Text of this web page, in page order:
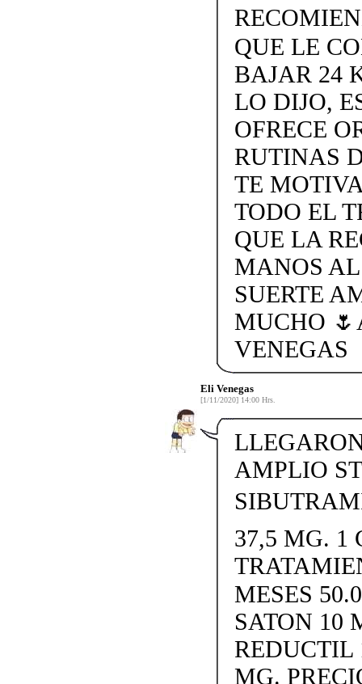
QUE LE
BAJAR 24
LO DIJO,
OFRECE
RUTINAS
TE
TODO EL
QUE LA
MANOS
SUERTE
MUCHO
VENEGAS
Eli Venegas
[1/11/2020] 14:00 Hrs.
AMPLIO
37,5 MG. 1
MESES
SATON 10
REDUCTIL
MG.